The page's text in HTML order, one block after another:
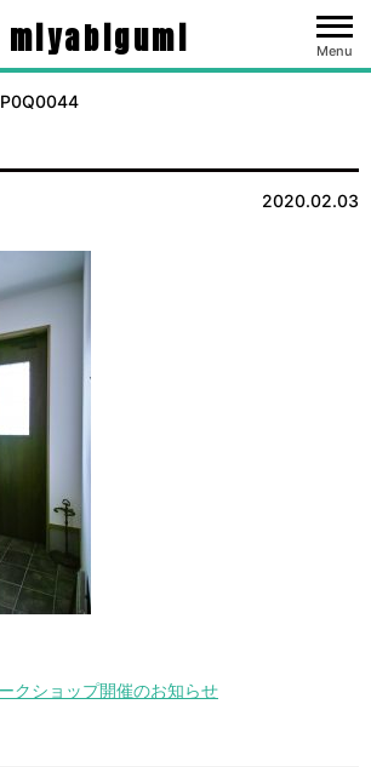
miyabigumi Menu
2020.02.03
クショップ開催のお知らせ